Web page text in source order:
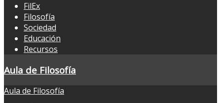
FilEx
Filosofía
Sociedad
Educación
Recursos
Aula de Filosofía
Aula de Filosofía